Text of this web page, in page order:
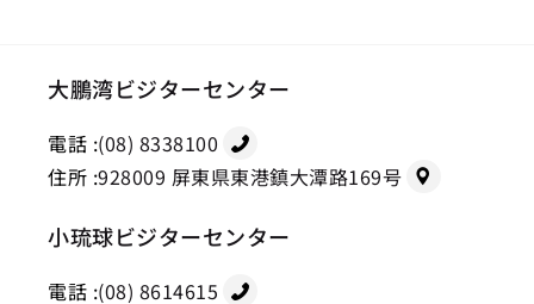
大鵬湾ビジターセンター
電話 :(08) 8338100
住所 :928009 屏東県東港鎮大潭路169号
小琉球ビジターセンター
電話 :(08) 8614615